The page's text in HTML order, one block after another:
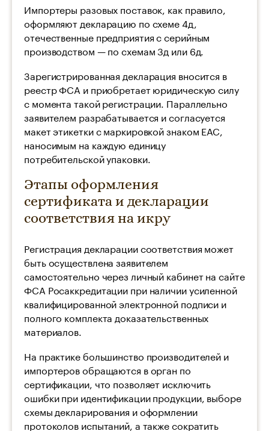
Импортеры разовых поставок, как правило,
оформляют декларацию по схеме 4д,
отечественные предприятия с серийным
производством — по схемам 3д или 6д.
Зарегистрированная декларация вносится в
реестр ФСА и приобретает юридическую силу
с момента такой регистрации. Параллельно
заявителем разрабатывается и согласуется
макет этикетки с маркировкой знаком ЕАС,
наносимым на каждую единицу
потребительской упаковки.
Этапы оформления
сертификата и декларации
соответствия на икру
Регистрация декларации соответствия может
быть осуществлена заявителем
самостоятельно через личный кабинет на сайте
ФСА Росаккредитации при наличии усиленной
квалифицированной электронной подписи и
полного комплекта доказательственных
материалов.
На практике большинство производителей и
импортеров обращаются в орган по
сертификации, что позволяет исключить
ошибки при идентификации продукции, выборе
схемы декларирования и оформлении
протоколов испытаний, а также сократить